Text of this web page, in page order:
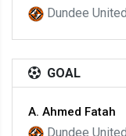
Dundee
GOAL
A. Ahmed Fatah
Dundee